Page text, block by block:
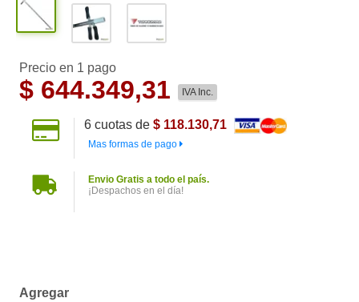
Precio en 1 pago
$ 644.349,31 IVA Inc.
6cuotas de $ 118.130,71
Mas formas de pago
Envio Gratis a todo el país.
¡Despachos en el día!
Agregar